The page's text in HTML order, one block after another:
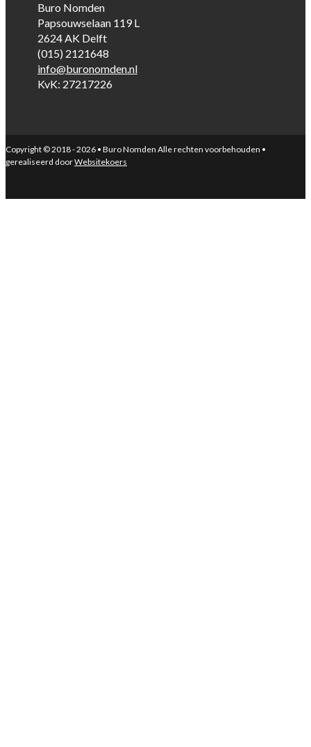
Buro Nomden
Papsouwselaan 119 L
2624 AK Delft
(015) 2121648
info@buronomden.nl
KvK: 27217226
Copyright © 2018 - 2026 • Buro Nomden Alle rechten voorbehouden •
gerealiseerd doorWebsitekoers